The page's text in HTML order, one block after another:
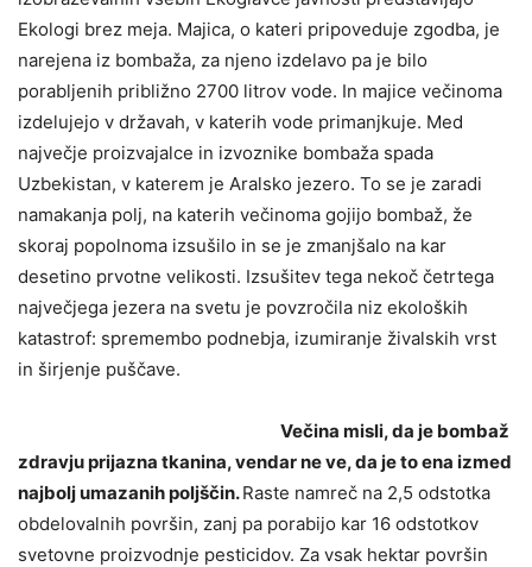
Ekologi brez meja. Majica, o kateri pripoveduje zgodba, je
narejena iz bombaža, za njeno izdelavo pa je bilo
porabljenih približno 2700 litrov vode. In majice večinoma
izdelujejo v državah, v katerih vode primanjkuje. Med
največje proizvajalce in izvoznike bombaža spada
Uzbekistan, v katerem je Aralsko jezero. To se je zaradi
namakanja polj, na katerih večinoma gojijo bombaž, že
skoraj popolnoma izsušilo in se je zmanjšalo na kar
desetino prvotne velikosti. Izsušitev tega nekoč četrtega
največjega jezera na svetu je povzročila niz ekoloških
katastrof: spremembo podnebja, izumiranje živalskih vrst
in širjenje puščave.
Večina misli, da je bombaž
zdravju prijazna tkanina, vendar ne ve, da je to ena izmed
najbolj umazanih poljščin.Raste namreč na 2,5 odstotka
obdelovalnih površin, zanj pa porabijo kar 16 odstotkov
svetovne proizvodnje pesticidov. Za vsak hektar površin